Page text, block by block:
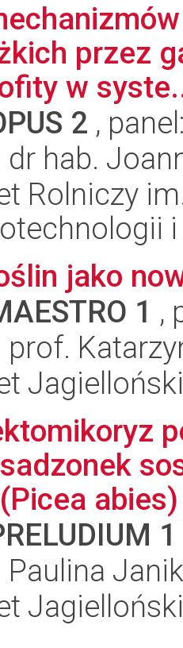
przez
w
2 ,
dr hab.
Rolniczy
jako
1 ,
Jagielloński
1
Janik
Jagielloński